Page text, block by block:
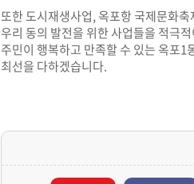
또한 도시재생사업, 옥포항 국제문화축
우리 동의 발전을 위한 사업들을 적극
주민이 행복하고 만족할 수 있는 옥포1
최선을 다하겠습니다.